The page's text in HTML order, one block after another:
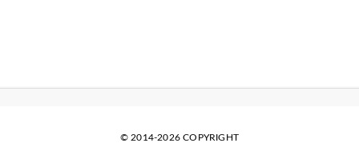
© 2014-2026 COPYRIGHT